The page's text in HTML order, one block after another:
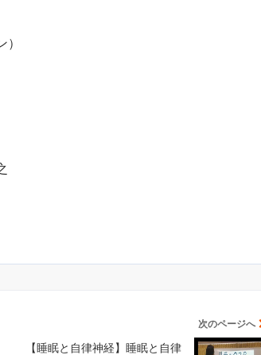
次のページへ
【睡眠と自律神経】睡眠と自律